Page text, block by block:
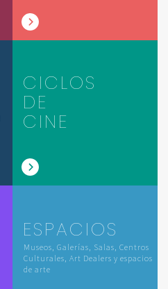
CICLOS
DE
CINE
ESPACIOS
Museos, Galerías, Salas, Centros
Culturales, Art Dealers y espacios
de arte